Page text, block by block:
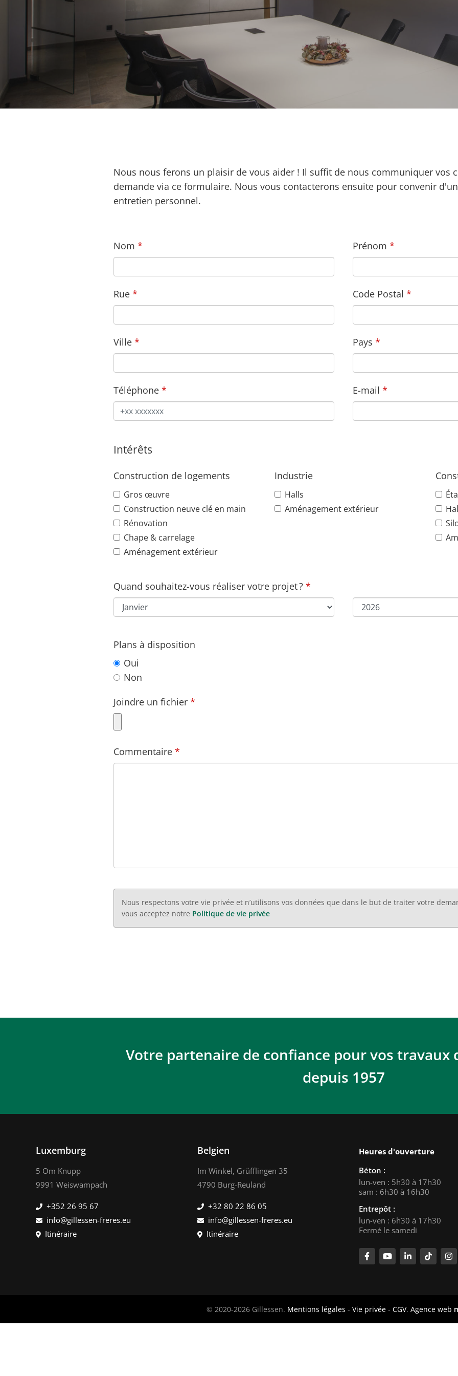
Nous nous ferons un plaisir de vous aider ! Il suffit de nous communiquer vos
demande via ce formulaire. Nous vous contacterons ensuite pour convenir
entretien personnel.
Nom Prénom
Rue Code Postal
Ville Pays
Téléphone E-mail
Intérêts
Construction de logements
Gros œuvre
Construction neuve clé en main
Rénovation
Chape & carrelage
Aménagement extérieur
Industrie
Halls
Aménagement extérieur
Quand souhaitez-vous réaliser votre projet ?
Plans à disposition
Oui
Non
Joindre un fichier
Commentaire
Nous respectons votre vie privée et n’utilisons vos données que dans le but de traiter votre
vous acceptez notre Politique de vie privée
Votre partenaire de confiance pour vos travaux
depuis 1957
Luxemburg
5 Om Knupp
9991 Weiswampach
+352 26 95 67
info@gillessen-freres.eu
Itinéraire
Belgien
Im Winkel, Grüfflingen 35
4790 Burg-Reuland
+32 80 22 86 05
info@gillessen-freres.eu
Itinéraire
Heures d'ouverture
Béton :
lun-ven : 5h30 à 17h30
sam : 6h30 à 16h30
Entrepôt :
lun-ven : 6h30 à 17h30
Fermé le samedi
© 2020-2026 Gillessen. Mentions légales - Vie privée - CGV. Agence web